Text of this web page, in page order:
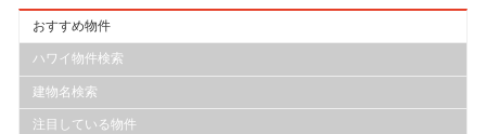
おすすめ物件
ハワイ物件検索
建物名検索
注目している物件